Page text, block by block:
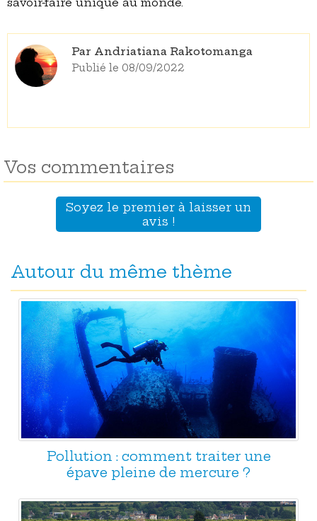
Par Andriatiana Rakotomanga
Publié le 08/09/2022
Vos commentaires
Soyez le premier à laisser un
avis !
Autour du même thème
Pollution : comment traiter une
épave pleine de mercure ?